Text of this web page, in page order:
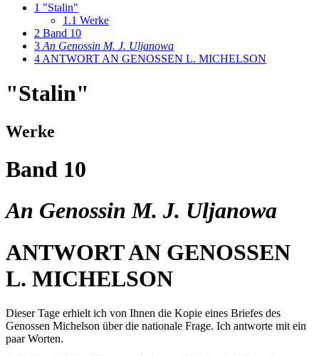
1 "Stalin"
1.1 Werke
2 Band 10
3 An Genossin M. J. Uljanowa
4 ANTWORT AN GENOSSEN L. MICHELSON
"Stalin"
Werke
Band 10
An Genossin M. J. Uljanowa
ANTWORT AN GENOSSEN
L. MICHELSON
Dieser Tage erhielt ich von Ihnen die Kopie eines Briefes des
Genossen Michelson über die nationale Frage. Ich antworte mit ein
paar Worten.